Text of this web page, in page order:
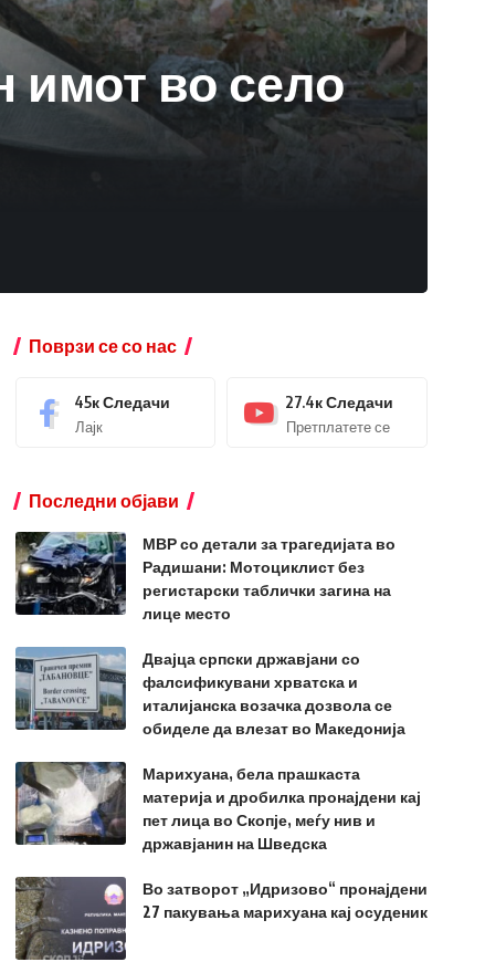
имот во село
Поврзи се со нас
45кСледачи
Лајк
27.4кСледачи
Претплатете се
Последни објави
МВР со детали за трагедијата во
Радишани: Мотоциклист без
регистарски таблички загина на
лице место
Двајца српски државјани со
фалсификувани хрватска и
италијанска возачка дозвола се
обиделе да влезат во Македонија
Марихуана, бела прашкаста
материја и дробилка пронајдени кај
пет лица во Скопје, меѓу нив и
државјанин на Шведска
Во затворот „Идризово“ пронајдени
27 пакувања марихуана кај осуденик